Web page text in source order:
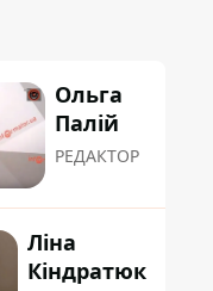
Ольга
Палій
РЕДАКТОР
Ліна
Кіндратюк